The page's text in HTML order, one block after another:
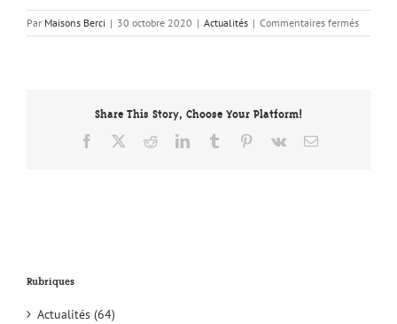
Par Maisons Berci | 30 octobre 2020 | Actualités | Commentaires ferméssur
Share This Story, Choose Your Platform!
Facebook
RedditLinkedInTumblr Pinterest
Vk Email
Rubriques
Actualités (64)